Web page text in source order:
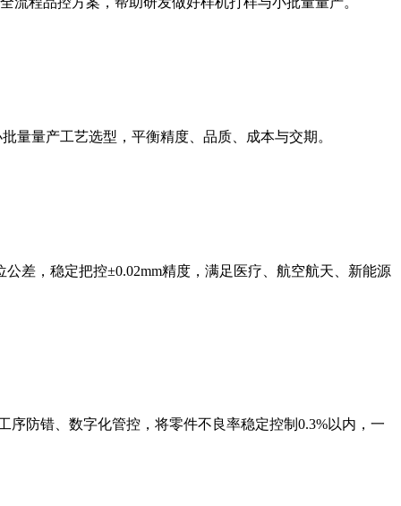
量量产工艺选型，平衡精度、品质、成本与交期。
差，稳定把控±0.02mm精度，满足医疗、航空航天、新能源
防错、数字化管控，将零件不良率稳定控制0.3%以内，一